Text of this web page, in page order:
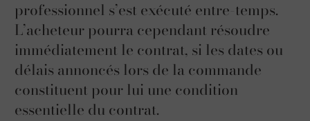
professionnel s’est exécuté entre-temps.
L’acheteur pourra cependant résoudre
immédiatement le contrat, si les dates ou
délais annoncés lors de la commande
constituent pour lui une condition
essentielle du contrat.